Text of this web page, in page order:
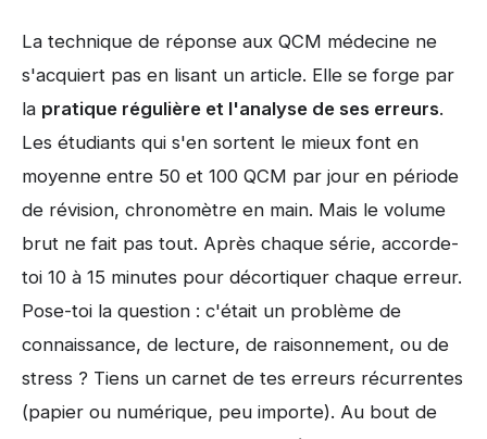
La technique de réponse aux QCM médecine ne
s'acquiert pas en lisant un article. Elle se forge par
la pratique régulière et l'analyse de ses erreurs.
Les étudiants qui s'en sortent le mieux font en
moyenne entre 50 et 100 QCM par jour en période
de révision, chronomètre en main. Mais le volume
brut ne fait pas tout. Après chaque série, accorde-
toi 10 à 15 minutes pour décortiquer chaque erreur.
Pose-toi la question : c'était un problème de
connaissance, de lecture, de raisonnement, ou de
stress ? Tiens un carnet de tes erreurs récurrentes
(papier ou numérique, peu importe). Au bout de